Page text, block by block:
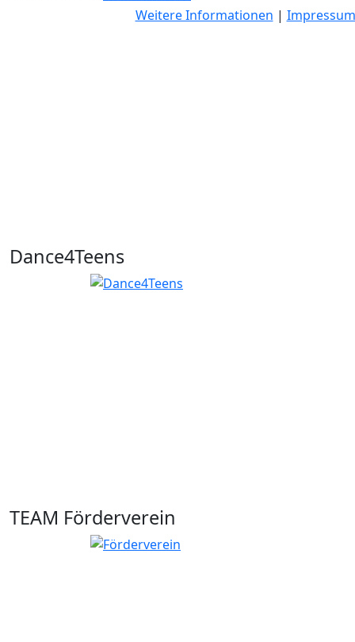
Dance4Teens
TEAM Förderverein
Weitere Informationen | Impressum